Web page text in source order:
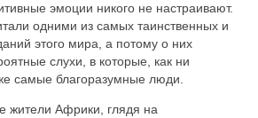
эмоции никого не настраивают.
одними из самых таинственных и
этого мира, а потому о них
слухи, в которые, как ни
самые благоразумные люди.
жители Африки, глядя на